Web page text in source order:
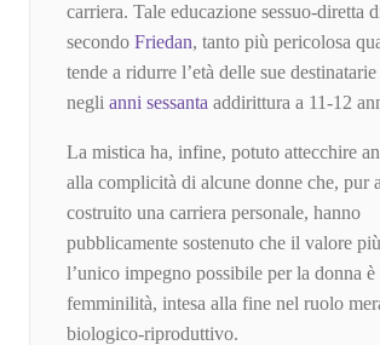
carriera. Tale educazione sessuo-diretta
secondo Friedan, tanto più pericolosa
tende a ridurre l’età delle sue destinatarie
negli anni sessanta addirittura a 11-12
La mistica ha, infine, potuto attecchire
alla complicità di alcune donne che, pur
costruito una carriera personale, hanno
pubblicamente sostenuto che il valore
l’unico impegno possibile per la donna è
femminilità, intesa alla fine nel ruolo
biologico-riproduttivo.